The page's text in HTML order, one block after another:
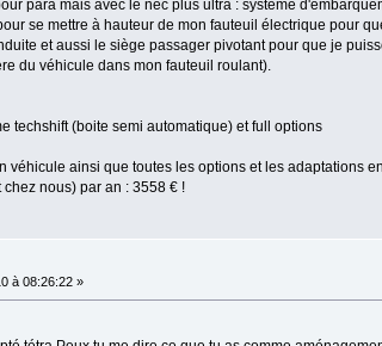
para mais avec le nec plus ultra : système
se mettre à hauteur de mon fauteuil électrique pour
et aussi le siège passager pivotant pour que je
du véhicule dans mon fauteuil roulant).
techshift (boite semi automatique) et full options
véhicule ainsi que toutes les options et les adaptations
nous) par an : 3558 € !
à 08:26:22 »